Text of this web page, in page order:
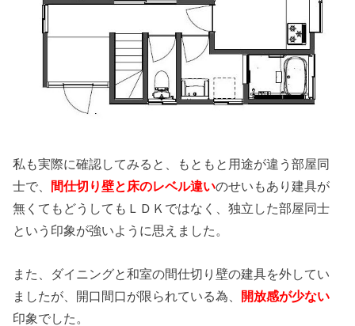
私も実際に確認してみると、もともと用途が違う部屋同
士で、 間仕切り壁と床のレベル違いのせいもあり建具が
無くてもどうしてもＬＤＫではなく、独立した部屋同士
という印象が強いように思えました。
また、ダイニングと和室の間仕切り壁の建具を外してい
ましたが、開口間口が限られている為、 開放感が少ない
印象でした。